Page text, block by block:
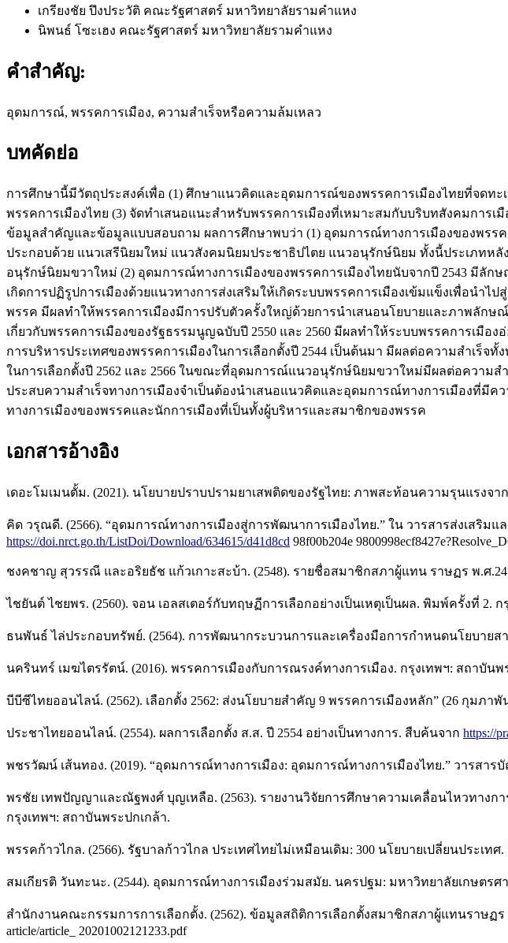
เกรียงชัย ปึงประวัติ คณะรัฐศาสตร์ มหาวิทยาลัยรามคำแหง
นิพนธ์ โซะเฮง คณะรัฐศาสตร์ มหาวิทยาลัยรามคำแหง
คำสำคัญ:
อุดมการณ์, พรรคการเมือง, ความสำเร็จหรือความล้มเหลว
บทคัดย่อ
การศึกษานี้มีวัตถุประสงค์เพื่อ (1) ศึกษาแนวคิดและอุดมการณ์ของพรรคการเมืองไทยที่จดทะ
พรรคการเมืองไทย (3) จัดทำเสนอแนะสำหรับพรรคการเมืองที่เหมาะสมกับบริบทสังคมการ
ข้อมูลสำคัญและข้อมูลแบบสอบถาม ผลการศึกษาพบว่า (1) อุดมการณ์ทางการเมืองของพรร
ประกอบด้วย แนวเสรีนิยมใหม่ แนวสังคมนิยมประชาธิปไตย แนวอนุรักษ์นิยม ทั้งนี้ประเภท
อนุรักษ์นิยมขวาใหม่ (2) อุดมการณ์ทางการเมืองของพรรคการเมืองไทยนับจากปี 2543 มีลั
เกิดการปฏิรูปการเมืองด้วยแนวทางการส่งเสริมให้เกิดระบบพรรคการเมืองเข้มแข็งเพื่อนำ
พรรค มีผลทำให้พรรคการเมืองมีการปรับตัวครั้งใหญ่ด้วยการนำเสนอนโยบายและภาพลั
เกี่ยวกับพรรคการเมืองของรัฐธรรมนูญฉบับปี 2550 และ 2560 มีผลทำให้ระบบพรรคการเมื
การบริหารประเทศของพรรคการเมืองในการเลือกตั้งปี 2544 เป็นต้นมา มีผลต่อความสำเร็
ในการเลือกตั้งปี 2562 และ 2566 ในขณะที่อุดมการณ์แนวอนุรักษ์นิยมขวาใหม่มีผลต่อความส
ประสบความสำเร็จทางการเมืองจำเป็นต้องนำเสนอแนวคิดและอุดมการณ์ทางการเมืองที่
ทางการเมืองของพรรคและนักการเมืองที่เป็นทั้งผู้บริหารและสมาชิกของพรรค
เอกสารอ้างอิง
เดอะโมเมนตั้ม. (2021). นโยบายปราบปรามยาเสพติดของรัฐไทย: ภาพสะท้อนความรุนแรงจ
คิด วรุณดี. (2566). “อุดมการณ์ทางการเมืองสู่การพัฒนาการเมืองไทย.” ใน วารสารส่งเส
https://doi.nrct.go.th/ListDoi/Download/634615/d41d8cd 98f00b204e
ชงคชาญ สุวรรณี และอริยธัช แก้วเกาะสะบ้า. (2548). รายชื่อสมาชิกสภาผู้แทน ราษฏร พ.ศ
ไชยันต์ ไชยพร. (2560). จอน เอลสเตอร์กับทฤษฏีการเลือกอย่างเป็นเหตุเป็นผล. พิมพ์ครั้งที่ 2. ก
ธนพันธ์ ไล่ประกอบทรัพย์. (2564). การพัฒนากระบวนการและเครื่องมือการกำหนดนโยบาย
นครินทร์ เมฆไตรรัตน์. (2016). พรรคการเมืองกับการณรงค์ทางการเมือง. กรุงเทพฯ: สถาบันพ
บีบีซีไทยออนไลน์. (2562). เลือกตั้ง 2562: ส่งนโยบายสำคัญ 9 พรรคการเมืองหลัก” (26 กุมภาพั
ประชาไทยออนไลน์. (2554). ผลการเลือกตั้ง ส.ส. ปี 2554 อย่างเป็นทางการ. สืบค้นจาก https://
พชรวัฒน์ เส้นทอง. (2019). “อุดมการณ์ทางการเมือง: อุดมการณ์ทางการเมืองไทย.” วารส
พรชัย เทพปัญญาและณัฐพงศ์ บุญเหลือ. (2563). รายงานวิจัยการศึกษาความเคลื่อนไหวทาง
กรุงเทพฯ: สถาบันพระปกเกล้า.
พรรคก้าวไกล. (2566). รัฐบาลก้าวไกล ประเทศไทยไม่เหมือนเดิม: 300 นโยบายเปลี่ยนประเทศ
สมเกียรติ วันทะนะ. (2544). อุดมการณ์ทางการเมืองร่วมสมัย. นครปฐม: มหาวิทยาลัยเกษตรศ
สำนักงานคณะกรรมการการเลือกตั้ง. (2562). ข้อมูลสถิติการเลือกตั้งสมาชิกสภาผู้แทนราษฏร
article/article_ 20201002121233.pdf